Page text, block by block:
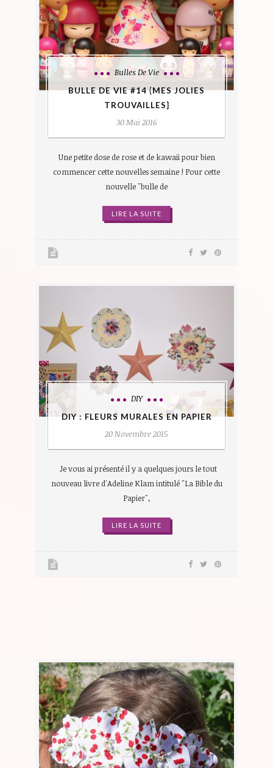
Bulles De Vie
BULLE DE VIE #14 {MES JOLIES
TROUVAILLES}
30 Mai 2016
Une petite dose de rose et de kawaii pour bien
commencer cette nouvelles semaine ! Pour cette
nouvelle "bulle de
LIRE LA SUITE
DIY
DIY : FLEURS MURALES EN PAPIER
20 Novembre 2015
Je vous ai présenté il y a quelques jours le tout
nouveau livre d'Adeline Klam intitulé "La Bible du
Papier",
LIRE LA SUITE